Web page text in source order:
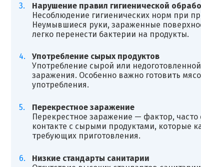
Нарушение правил гигиенической
Несоблюдение гигиенических норм при
Неумывшиеся руки, зараженные
легко перенести бактерии на продукты.
Употребление сырых продуктов
Употребление сырой или
заражения. Особенно важно готовить
употребления.
Перекрестное заражение
Перекрестное заражение — фактор,
контакте с сырыми продуктами, которые
требующих приготовления.
Низкие стандарты санитарии